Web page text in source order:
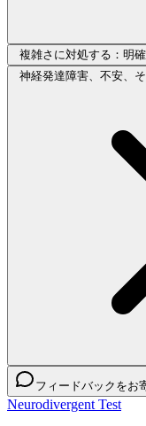
複雑さに対処する：明
神経発達障害、不安、
フィードバックをお
Neurodivergent Test